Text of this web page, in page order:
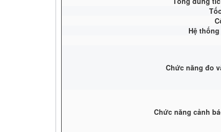
Hệ
Chức năng đo
Chức năng cảnh